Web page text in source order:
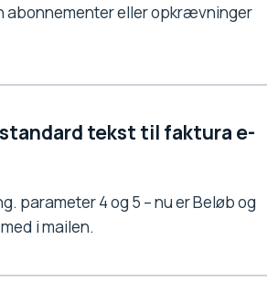
abonnementer eller opkrævninger
standard tekst til faktura e-
parameter 4 og 5 – nu er Beløb og
i mailen.